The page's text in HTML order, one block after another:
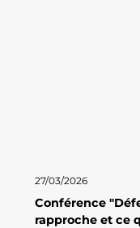
27/03/2026
Conférence
rapproche et ce